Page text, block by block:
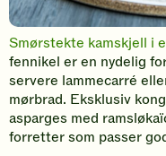
Smørstekte kamskjell i
fennikel er en nydelig
servere lammecarré
mørbrad. Eksklusiv
asparges med
forretter som passer